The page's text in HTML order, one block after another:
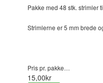
Pakke med 48 stk. strimler
Strimlerne er 5 mm brede
Pris pr. pakke…
15,00kr